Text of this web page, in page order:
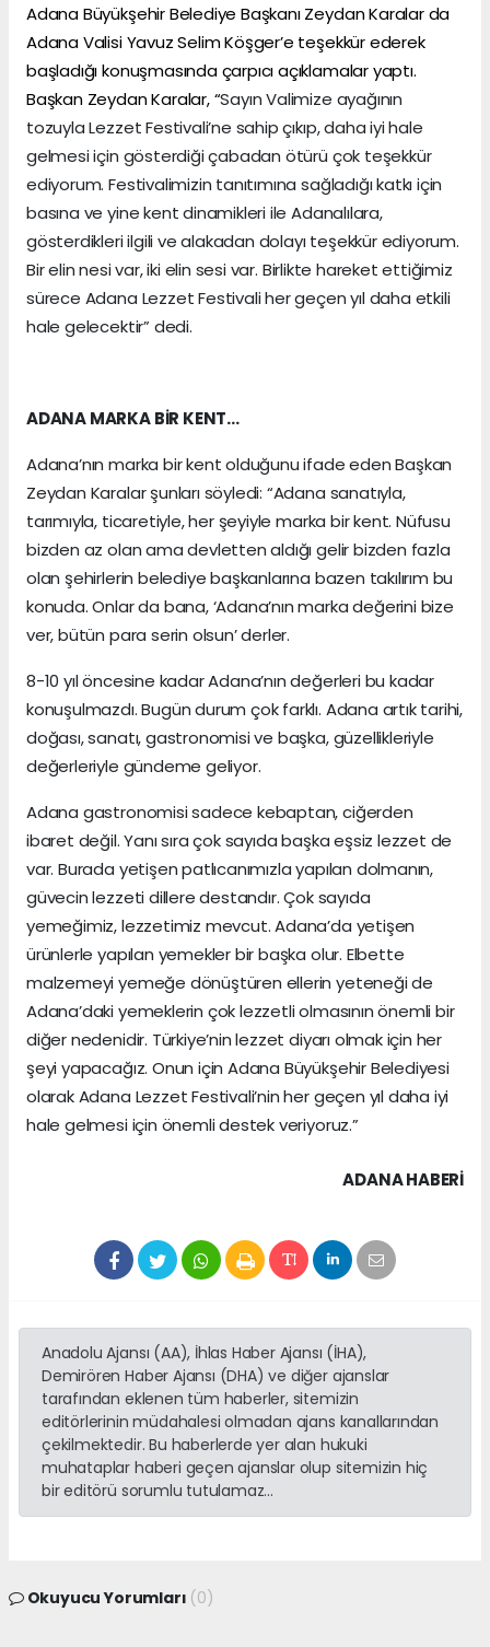
Adana Büyükşehir Belediye Başkanı Zeydan Karalar da
Adana Valisi Yavuz Selim Köşger’e teşekkür ederek
başladığı konuşmasında çarpıcı açıklamalar yaptı.
Başkan Zeydan Karalar, “Sayın Valimize ayağının
tozuyla Lezzet Festivali’ne sahip çıkıp, daha iyi hale
gelmesi için gösterdiği çabadan ötürü çok teşekkür
ediyorum. Festivalimizin tanıtımına sağladığı katkı için
basına ve yine kent dinamikleri ile Adanalılara,
gösterdikleri ilgili ve alakadan dolayı teşekkür ediyorum.
Bir elin nesi var, iki elin sesi var. Birlikte hareket ettiğimiz
sürece Adana Lezzet Festivali her geçen yıl daha etkili
hale gelecektir” dedi.
ADANA MARKA BİR KENT…
Adana’nın marka bir kent olduğunu ifade eden Başkan
Zeydan Karalar şunları söyledi: “Adana sanatıyla,
tarımıyla, ticaretiyle, her şeyiyle marka bir kent. Nüfusu
bizden az olan ama devletten aldığı gelir bizden fazla
olan şehirlerin belediye başkanlarına bazen takılırım bu
konuda. Onlar da bana, ‘Adana’nın marka değerini bize
ver, bütün para serin olsun’ derler.
8-10 yıl öncesine kadar Adana’nın değerleri bu kadar
konuşulmazdı. Bugün durum çok farklı. Adana artık tarihi,
doğası, sanatı, gastronomisi ve başka, güzellikleriyle
değerleriyle gündeme geliyor.
Adana gastronomisi sadece kebaptan, ciğerden
ibaret değil. Yanı sıra çok sayıda başka eşsiz lezzet de
var. Burada yetişen patlıcanımızla yapılan dolmanın,
güvecin lezzeti dillere destandır. Çok sayıda
yemeğimiz, lezzetimiz mevcut. Adana’da yetişen
ürünlerle yapılan yemekler bir başka olur. Elbette
malzemeyi yemeğe dönüştüren ellerin yeteneği de
Adana’daki yemeklerin çok lezzetli olmasının önemli bir
diğer nedenidir. Türkiye’nin lezzet diyarı olmak için her
şeyi yapacağız. Onun için Adana Büyükşehir Belediyesi
olarak Adana Lezzet Festivali’nin her geçen yıl daha iyi
hale gelmesi için önemli destek veriyoruz.”
ADANA HABERİ
Anadolu Ajansı (AA), İhlas Haber Ajansı (İHA),
Demirören Haber Ajansı (DHA) ve diğer ajanslar
tarafından eklenen tüm haberler, sitemizin
editörlerinin müdahalesi olmadan ajans kanallarından
çekilmektedir. Bu haberlerde yer alan hukuki
muhataplar haberi geçen ajanslar olup sitemizin hiç
bir editörü sorumlu tutulamaz...
Okuyucu Yorumları (0)